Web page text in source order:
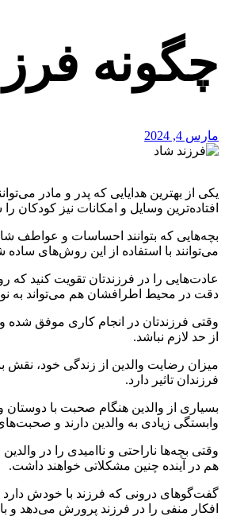
چگونه
مارس 4, 2024
یکی از بهترین هدایایی که پدر و مادر
افتاده‌ترین وسایل و امکانات نیز کودکان
بچه‌هایی که بتوانند احساسات و عواطف
می‌توانند با استفاده از این روش‌های
عادت‌هایی را در فرزندتان تقویت کنید که
دقت در محیط اطرافشان هم می‌تواند به
وقتی فرزندتان در انجام کاری موفق شده
از حد لازم نباشد.
میزان رضایت والدین از زندگی خود، نقش
فرزندان تاثیر دارد.
بسیاری از والدین هنگام صحبت با
وابستگی زیادی به والدین دارند و
وقتی بچه‌ها ناراحتی و ناامیدی را در
هم در آینده چنین مشکلاتی خواهند داشت.
گفت‌گوهای درونی که فرزند با خودش دارد
افکار منفی را در فرزند پرورش می‌دهد و